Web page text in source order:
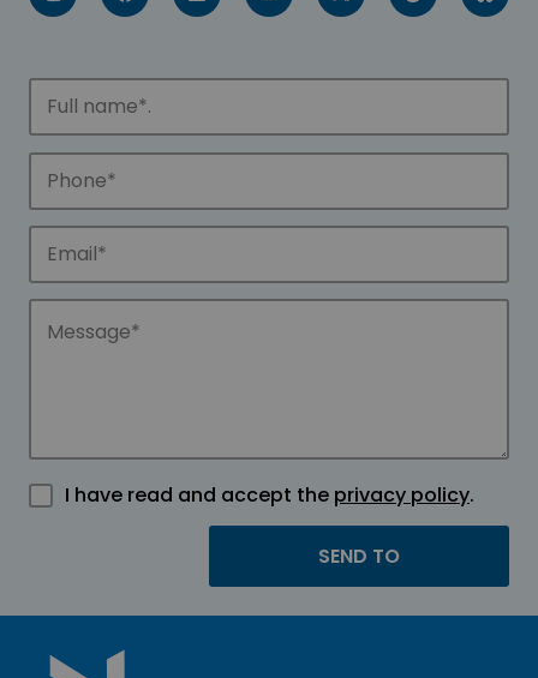
I have read and accept the privacy policy.